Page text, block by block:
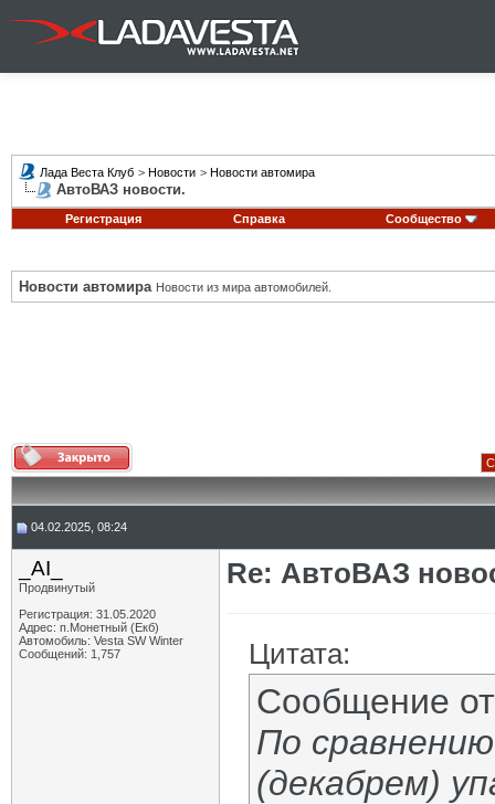
Лада Веста Клуб > Новости > Новости автомира
АвтоВАЗ новости.
Регистрация Справка Сообщество
Новости автомира Новости из мира автомобилей.
04.02.2025, 08:24
_AI_
Продвинутый
Регистрация: 31.05.2020
Адрес: п.Монетный (Екб)
Автомобиль: Vesta SW Winter
Сообщений: 1,757
Re: АвтоВАЗ
Цитата:
Сообщение
По
(декабрем)